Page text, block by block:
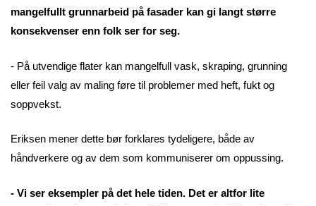
mangelfullt grunnarbeid på fasader kan gi langt større
konsekvenser enn folk ser for seg.
- På utvendige flater kan mangelfull vask, skraping, grunning
eller feil valg av maling føre til problemer med heft, fukt og
soppvekst.
Eriksen mener dette bør forklares tydeligere, både av
håndverkere og av dem som kommuniserer om oppussing.
- Vi ser eksempler på det hele tiden. Det er altfor lite